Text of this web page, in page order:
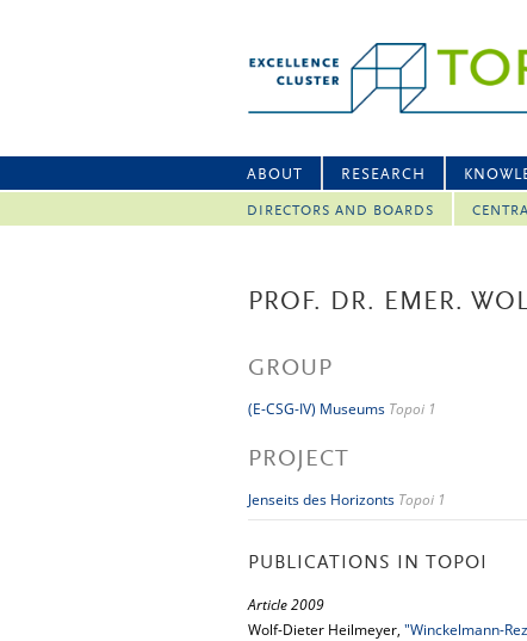
ABOUT RESEARCH
DIRECTORS AND BOARDS
PROF. DR. EMER.
GROUP
(E-CSG-IV) Museums Topoi 1
PROJECT
Jenseits des Horizonts Topoi 1
PUBLICATIONS IN TOPOI
Article 2009
Wolf-Dieter Heilmeyer, "Winckelmann-